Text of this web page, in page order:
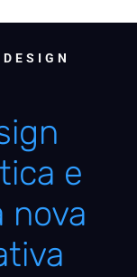
e
nova